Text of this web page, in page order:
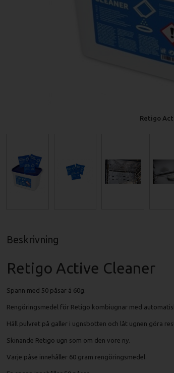
Retigo
Beskrivning
Retigo Active Cleaner
Spann med 50 påsar á 60g.
Rengöringsmedel för Retigo kombiugnar med
Häll pulvret på galler i ugnsbotten och låt ugnen göra
Skinande Retigo ugn som om den vore ny.
Varje påse innehåller 60 gram rengöringsmedel.